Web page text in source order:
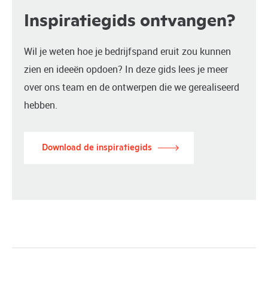
Inspiratiegids ontvangen?
Wil je weten hoe je bedrijfspand eruit zou kunnen
zien en ideeën opdoen? In deze gids lees je meer
over ons team en de ontwerpen die we gerealiseerd
hebben.
Download de inspiratiegids